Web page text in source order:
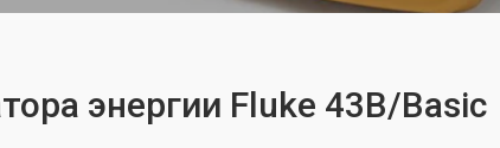
энергии Fluke 43B/Basic